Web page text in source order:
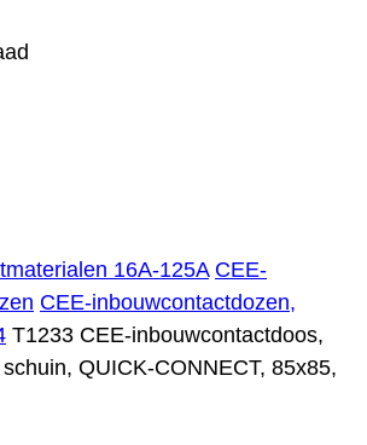
16A-125A CEE-
CEE-inbouwcontactdozen,
T1233 CEE-inbouwcontactdoos,
QUICK-CONNECT, 85x85,